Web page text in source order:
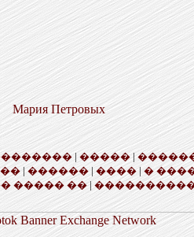
Мария Петровых
| �����|
|������| ����| �
����� ��|